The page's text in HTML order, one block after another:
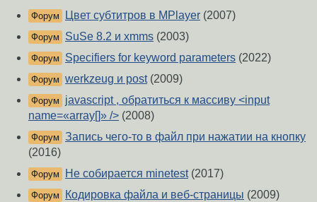
Форум Цвет субтитров в MPlayer (2007)
Форум SuSe 8.2 и xmms (2003)
Форум Specifiers for keyword parameters (2022)
Форум werkzeug и post(2009)
Форум
javascript , обратиться к массиву <input
name=«array[]» /> (2008)
Форум Запись чего-то в файл при нажатии на кнопку
(2016)
Форум Не собирается minetest(2017)
Форум Кодировка файла и веб-страницы (2009)